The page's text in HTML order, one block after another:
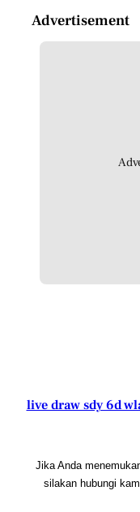
Advertisement
live draw sdy 6d
Jika Anda
silakan hubungi